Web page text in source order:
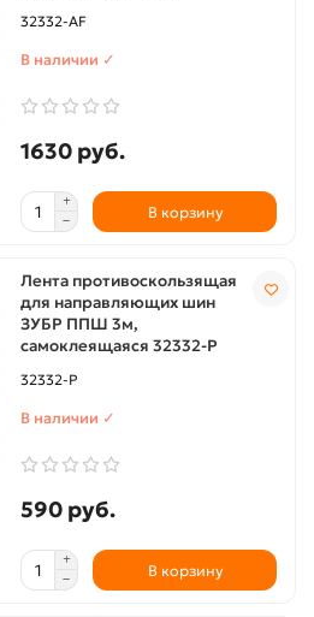
32332-AF
В наличии ✓
1630 руб.
В корзину
Лента противоскользящая
для направляющих шин
ЗУБР ППШ 3м,
самоклеящаяся 32332-P
32332-P
В наличии ✓
590 руб.
В корзину